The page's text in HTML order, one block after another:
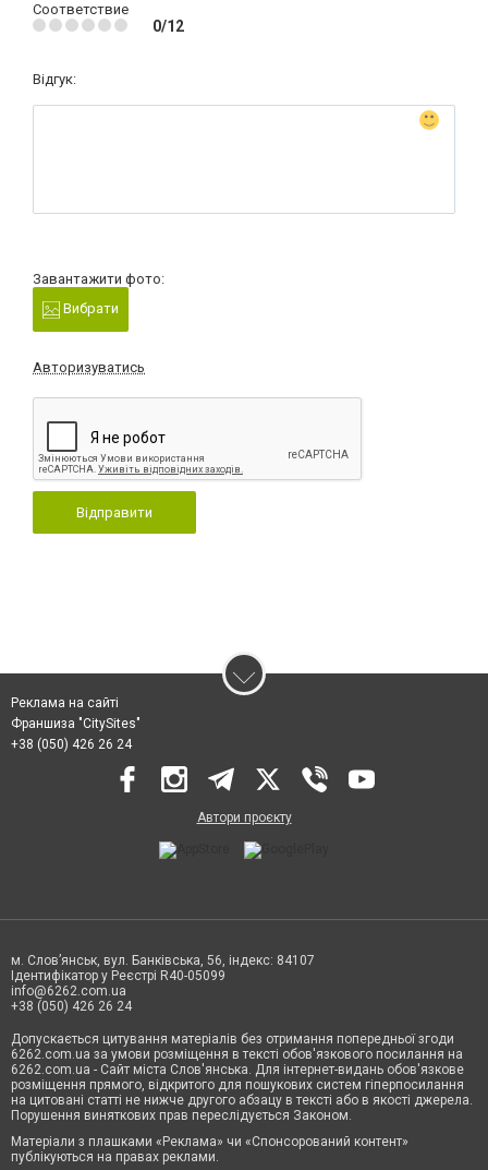
Соответствие
0/12
Відгук:
Завантажити фото:
Вибрати
Авторизуватись
Відправити
Реклама на сайті
Франшиза "CitySites"
+38 (050) 426 26 24
Автори проєкту
м. Слов’янськ, вул. Банківська, 56, індекс: 84107
Ідентифікатор у Реєстрі R40-05099
info@6262.com.ua
+38 (050) 426 26 24
Допускається цитування матеріалів без отримання попередньої згоди
6262.com.ua за умови розміщення в тексті обов'язкового посилання на
6262.com.ua - Сайт міста Слов'янська. Для інтернет-видань обов'язкове
розміщення прямого, відкритого для пошукових систем гіперпосилання
на цитовані статті не нижче другого абзацу в тексті або в якості джерела.
Порушення виняткових прав переслідується Законом.
Матеріали з плашками «Реклама» чи «Спонсорований контент»
публікуються на правах реклами.